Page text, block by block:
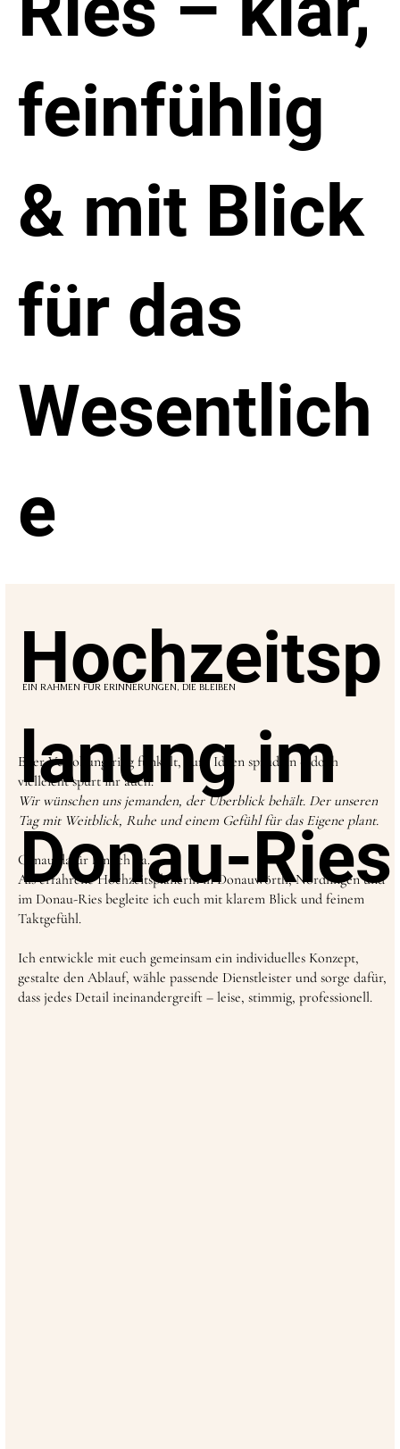
feinfühlig
& mit Blick
für das
Wesentlich
e
Hochzeitsp
lanung im
Donau-Ries
EIN RAHMEN FÜR ERINNERUNGEN, DIE BLEIBEN
Euer Verlobungsring funkelt, eure Ideen sprudeln – doch
vielleicht spürt ihr auch:
Wir wünschen uns jemanden, der Überblick behält. Der unseren
Tag mit Weitblick, Ruhe und einem Gefühl für das Eigene plant.
Genau dafür bin ich da.
Als erfahrene Hochzeitsplanerin in Donauwörth, Nördlingen und
im Donau-Ries begleite ich euch mit klarem Blick und feinem
Taktgefühl.
Ich entwickle mit euch gemeinsam ein individuelles Konzept,
gestalte den Ablauf, wähle passende Dienstleister und sorge dafür,
dass jedes Detail ineinandergreift – leise, stimmig, professionell.